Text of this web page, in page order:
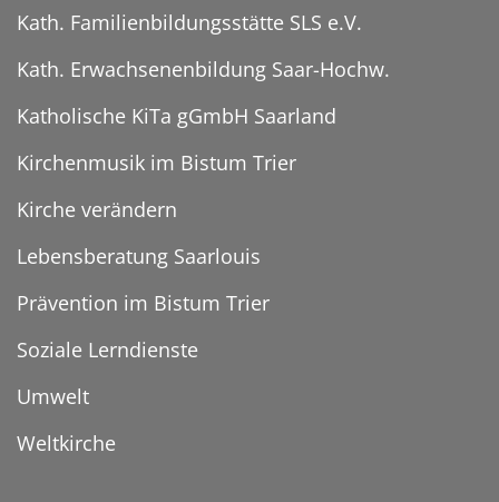
Kath. Familienbildungsstätte SLS e.V.
Kath. Erwachsenenbildung Saar-Hochw.
Katholische KiTa gGmbH Saarland
Kirchenmusik im Bistum Trier
Kirche verändern
Lebensberatung Saarlouis
Prävention im Bistum Trier
Soziale Lerndienste
Umwelt
Weltkirche